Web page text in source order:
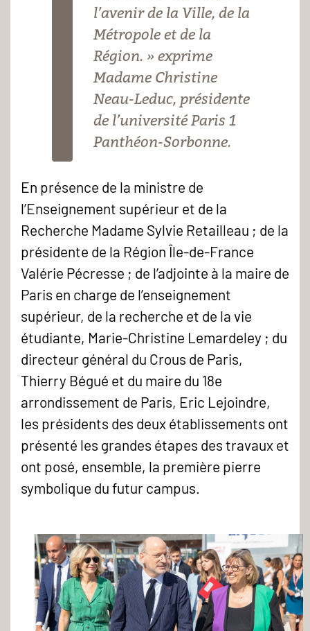
l’avenir de la Ville, de la
Métropole et de la
Région. » exprime
Madame Christine
Neau-Leduc, présidente
de l’université Paris 1
Panthéon-Sorbonne.
En présence de la ministre de
l’Enseignement supérieur et de la
Recherche Madame Sylvie Retailleau ; de la
présidente de la Région Île-de-France
Valérie Pécresse ; de l’adjointe à la maire de
Paris en charge de l’enseignement
supérieur, de la recherche et de la vie
étudiante, Marie-Christine Lemardeley ; du
directeur général du Crous de Paris,
Thierry Bégué et du maire du 18e
arrondissement de Paris, Eric Lejoindre,
les présidents des deux établissements ont
présenté les grandes étapes des travaux et
ont posé, ensemble, la première pierre
symbolique du futur campus.